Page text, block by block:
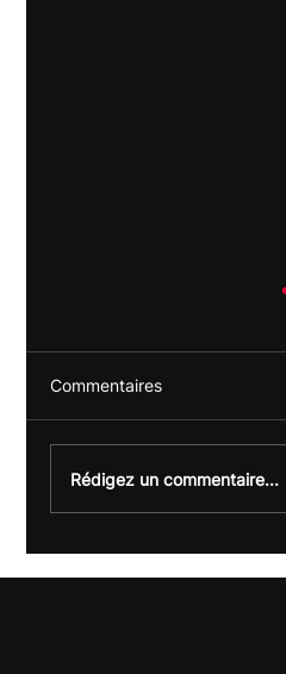
Commentaires
Rédigez un commentaire...